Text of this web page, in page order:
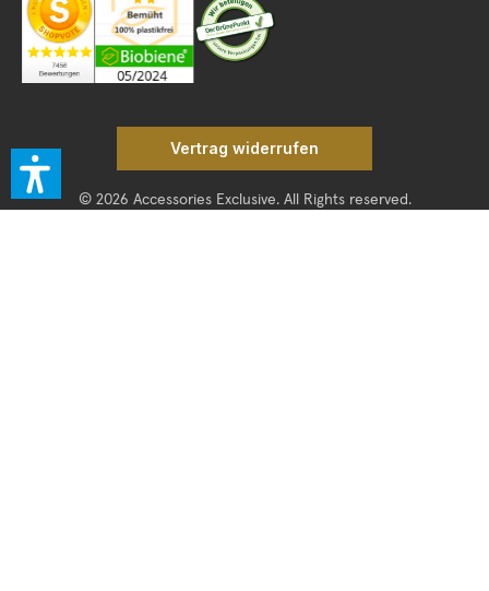
Vertrag widerrufen
© 2026 Accessories Exclusive. All Rights reserved.